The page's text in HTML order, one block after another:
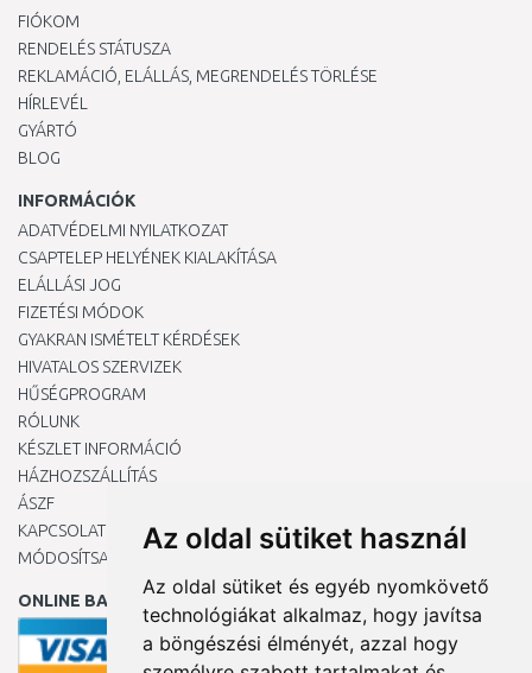
Az oldal sütiket használ
Az oldal sütiket és egyéb nyomkövető
technológiákat alkalmaz, hogy javítsa
a böngészési élményét, azzal hogy
FIÓKOM
RENDELÉS STÁTUSZA
REKLAMÁCIÓ, ELÁLLÁS, MEGRENDELÉS TÖRLÉSE
HÍRLEVÉL
GYÁRTÓ
BLOG
INFORMÁCIÓK
ADATVÉDELMI NYILATKOZAT
CSAPTELEP HELYÉNEK KIALAKÍTÁSA
ELÁLLÁSI JOG
FIZETÉSI MÓDOK
GYAKRAN ISMÉTELT KÉRDÉSEK
HIVATALOS SZERVIZEK
HŰSÉGPROGRAM
RÓLUNK
KÉSZLET INFORMÁCIÓ
HÁZHOZSZÁLLÍTÁS
ÁSZF
KAPCSOLAT
MÓDOSÍTSA A COOKIE-BEÁLLÍTÁSAIMAT
ONLINE BANKKÁRTYÁVAL